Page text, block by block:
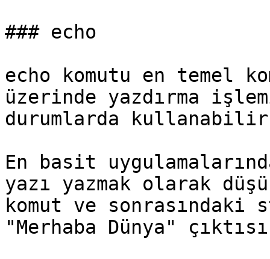
### echo
echo komutu en temel
üzerinde yazdırma
durumlarda
En basit
yazı yazmak olarak
komut ve
"Merhaba Dünya"